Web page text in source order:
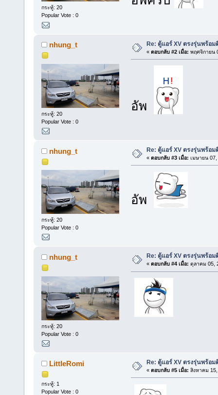
กระทู้: 20
Popular Vote : 0
nhung_t
กระทู้: 20
Popular Vote : 0
Re: ตู้แอร์ XV ตรงรุ่นพร้อม
« ตอบกลับ #2 เมื่อ: พฤศจิกายน
อัพ
nhung_t
กระทู้: 20
Popular Vote : 0
Re: ตู้แอร์ XV ตรงรุ่นพร้อ
« ตอบกลับ #3 เมื่อ: เมษายน
อัพ
nhung_t
กระทู้: 20
Popular Vote : 0
Re: ตู้แอร์ XV ตรงรุ่นพร้อ
« ตอบกลับ #4 เมื่อ: ตุลาคม 05,
LittleRomi
กระทู้: 1
Popular Vote : 0
Re: ตู้แอร์ XV ตรงรุ่นพร้อม
« ตอบกลับ #5 เมื่อ: สิงหาคม